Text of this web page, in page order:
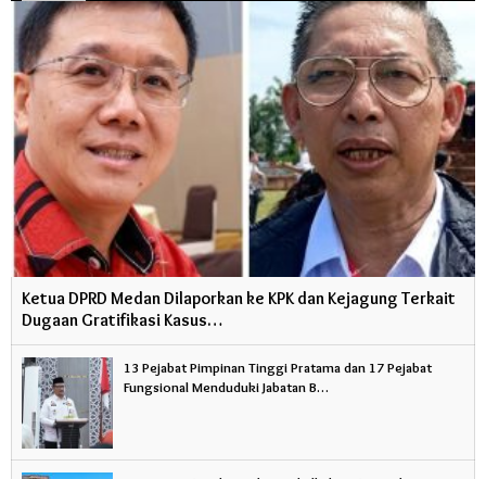
Ketua DPRD Medan Dilaporkan ke KPK dan Kejagung Terkait
Dugaan Gratifikasi Kasus…
13 Pejabat Pimpinan Tinggi Pratama dan 17 Pejabat
Fungsional Menduduki Jabatan B…